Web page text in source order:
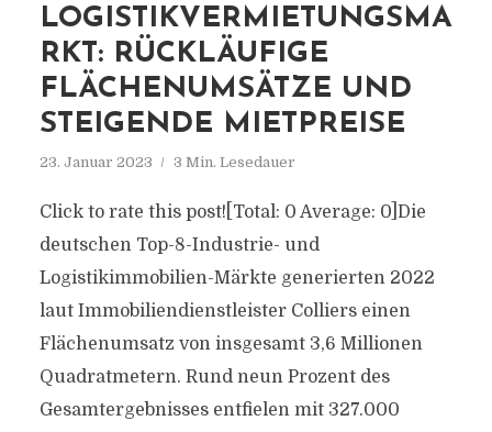
LOGISTIKVERMIETUNGSMA
RKT: RÜCKLÄUFIGE
FLÄCHENUMSÄTZE UND
STEIGENDE MIETPREISE
23. Januar 2023 3 Min. Lesedauer
Click to rate this post![Total: 0 Average: 0]Die
deutschen Top-8-Industrie- und
Logistikimmobilien-Märkte generierten 2022
laut Immobiliendienstleister Colliers einen
Flächenumsatz von insgesamt 3,6 Millionen
Quadratmetern. Rund neun Prozent des
Gesamtergebnisses entfielen mit 327.000